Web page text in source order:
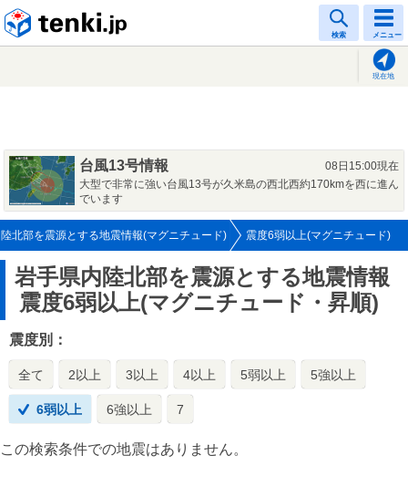
検索 メニュー
現在地
台風13号情報
08日15:00現在
大型で非常に強い台風13号が久米島の西北西約170kmを西に進ん
でいます
北部を震源とする地震情報(マグニチュード) 震度6弱以上(マグニチュード)
岩手県内陸北部を震源とする地震情報
震度6弱以上(マグニチュード・昇順)
震度別：
全て 2以上 3以上 4以上 5弱以上 5強以上
6弱以上 6強以上 7
この検索条件での地震はありません。